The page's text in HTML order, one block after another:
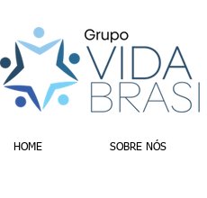
HOME SOBRE NÓS